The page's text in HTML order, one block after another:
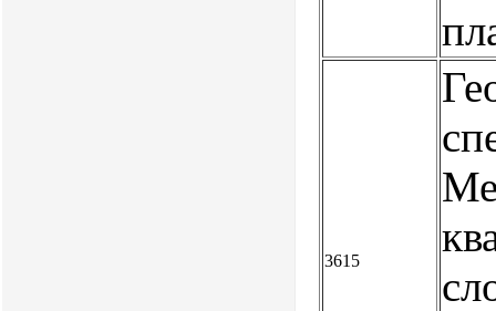
3615